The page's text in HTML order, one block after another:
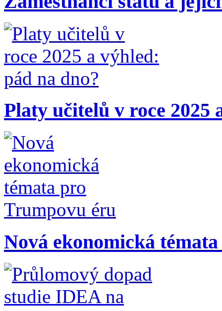
Platy učitelů v roce 2025
Nová ekonomická